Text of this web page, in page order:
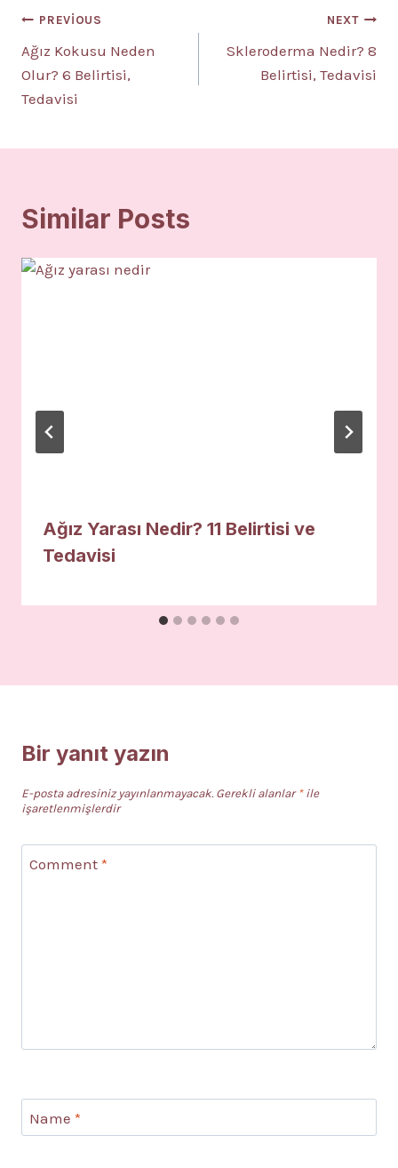
Yazı
gezinmesi
PREVIOUS
Ağız Kokusu Neden
Olur? 6 Belirtisi,
Tedavisi
NEXT
Skleroderma Nedir? 8
Belirtisi, Tedavisi
Similar Posts
Ağız Yarası Nedir? 11 Belirtisi ve
Tedavisi
Bir yanıt yazın
E-posta adresiniz yayınlanmayacak. Gerekli alanlar *ile
işaretlenmişlerdir
Comment *
Name *